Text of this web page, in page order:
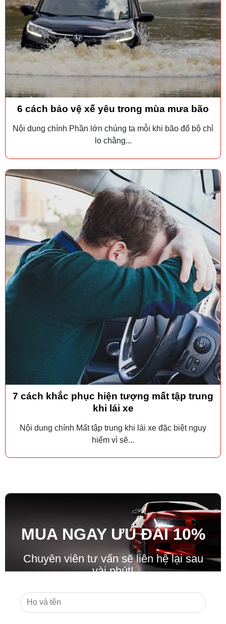
6 cách bảo vệ xế yêu trong mùa mưa bão
Nội dung chính Phần lớn chúng ta mỗi khi bão đổ bộ chỉ
lo chằng...
7 cách khắc phục hiện tượng mất tập trung
khi lái xe
Nội dung chính Mất tập trung khi lái xe đặc biệt nguy
hiểm vì sẽ...
MUA NGAY ƯU ĐÃI10%
Chuyên viên tư vấn sẽ liên hệ lại sau
vài phút!